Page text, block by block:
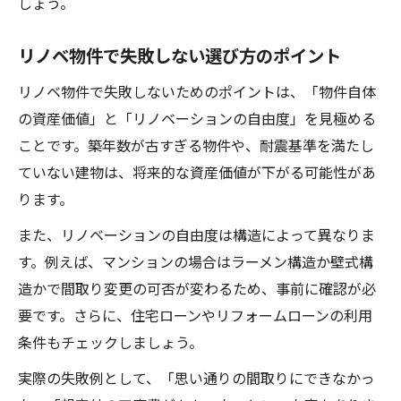
リノベ物件で失敗しない選び方のポイント
リノベ物件で失敗しないためのポイントは、「物件自体
の資産価値」と「リノベーションの自由度」を見極める
ことです。築年数が古すぎる物件や、耐震基準を満たし
ていない建物は、将来的な資産価値が下がる可能性があ
ります。
また、リノベーションの自由度は構造によって異なりま
す。例えば、マンションの場合はラーメン構造か壁式構
造かで間取り変更の可否が変わるため、事前に確認が必
要です。さらに、住宅ローンやリフォームローンの利用
条件もチェックしましょう。
実際の失敗例として、「思い通りの間取りにできなかっ